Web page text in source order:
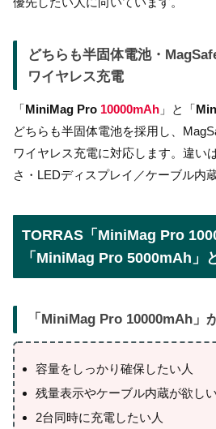
どちらも半固体電池・
ワイヤレス充電
「MiniMag Pro 10000mAh 」と「
どちらも半固体電池を採用し、
ワイヤレス充電に対応します。違い
さ・LEDディスプレイ／ケーブル内
TORRAS「MiniMag Pro
「MiniMag Pro 5000mAh」
「 MiniMag Pro 10000mAh 」
容量をしっかり確保したい人
残量表示やケーブル内蔵が欲し
2台同時に充電したい人